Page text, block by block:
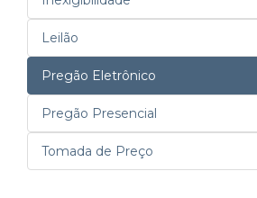
Leilão
Pregão Eletrônico
Pregão Presencial
Tomada de Preço